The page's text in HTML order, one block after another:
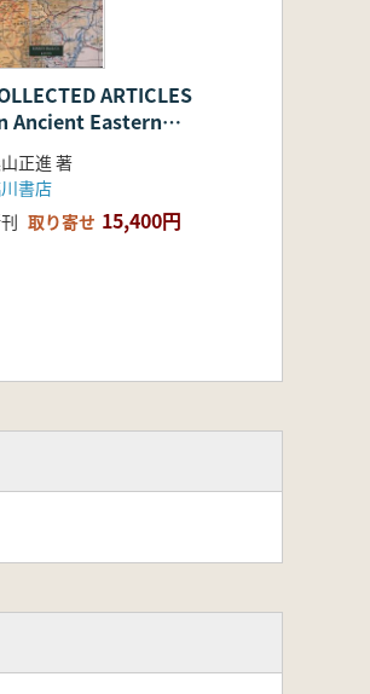
ARTICLES
Ancient Eastern
Afghanistan and
Pakistan
正進 著
書店
取り寄せ 15,400円